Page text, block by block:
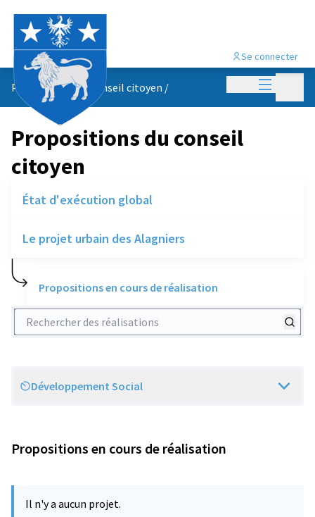
Menu
Se connecter
Propositions du conseil citoyen /
Propositions du conseil
citoyen
État d'exécution global
Le projet urbain des Alagniers
Propositions en cours de réalisation
Rechercher des réalisations
Scope
Développement Social
Propositions en cours de réalisation
Il n'y a aucun projet.